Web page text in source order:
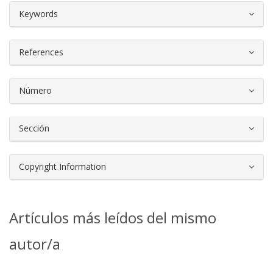
Keywords
References
Número
Sección
Copyright Information
Artículos más leídos del mismo
autor/a